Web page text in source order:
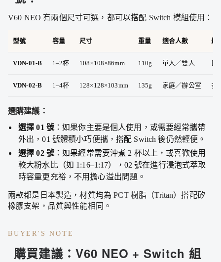
V60 NEO 有兩個尺寸可選，都可以搭配 Switch 模組使用：
型號 容量 尺寸 重量 適合人數 最
VDN-01-B 1–2杯 108×108×86mm 110g 單人／雙人 日
VDN-02-B 1–4杯 128×128×103mm 135g 家庭／辦公室 多
選購建議：
選擇 01 號：如果你主要是個人使用，或需要經常攜帶
外出，01 號體積小巧便攜，搭配 Switch 後仍然輕便。
選擇 02 號：如果經常需要沖煮 2 杯以上，或喜歡使用
較大粉水比（如 1:16–1:17），02 號在進行浸泡式萃取
時容量更充裕，不用擔心溢出問題。
兩款都是日本製造，材質均為 PCT 樹脂（Tritan）搭配矽
橡膠支架，品質與性能相同。
BUYER'S NOTE
購買建議：V60 NEO + Switch 組